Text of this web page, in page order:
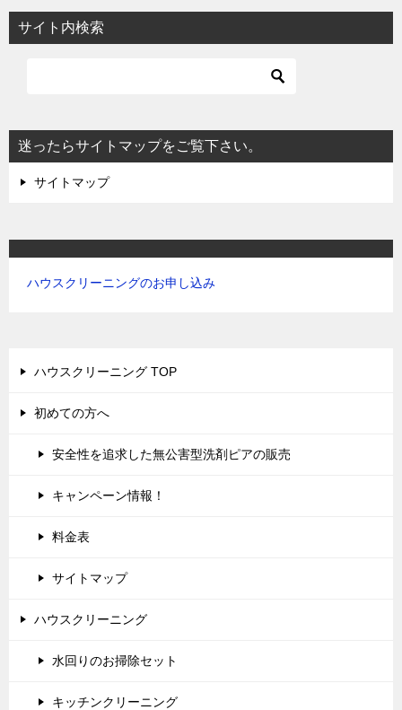
ビ
ゲ
ョ
ン
サイト内検索
迷ったらサイトマップをご覧下さい。
サイトマップ
ハウスクリーニングのお申し込み
ハウスクリーニング TOP
初めての方へ
安全性を追求した無公害型洗剤ピアの販売
キャンペーン情報！
料金表
サイトマップ
ハウスクリーニング
水回りのお掃除セット
キッチンクリーニング